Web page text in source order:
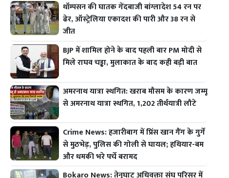
थॉम्पसन की घातक गेंदबाजी बांग्लादेश 54 रन पर
ढेर, ऑस्ट्रेलिया एकादश की पारी और 38 रन से
जीत
BJP में शामिल होने के बाद पहली बार PM मोदी से
मिले राघव चड्ढा, मुलाकात के बाद कही बड़ी बात
अमरनाथ यात्रा स्थगित: खराब मौसम के कारण जम्मू
से अमरनाथ यात्रा स्थगित, 1,202 तीर्थयात्री लौटे
Crime News: हजारीबाग में प्रिंस खान गैंग के गुर्गे
से मुठभेड़, पुलिस की गोली से घायल; हथियार-बम
और धमकी भरे पर्चे बरामद